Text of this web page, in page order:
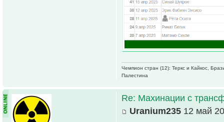
Чемпион стран (12): Теркс и Кайкос,
Палестина
Re: Махинации с
Uranium235 12 май